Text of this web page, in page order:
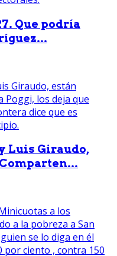
Que podría
Luis Giraudo,